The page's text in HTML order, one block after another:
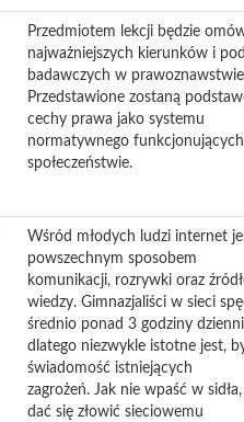
Przedmiotem lekcji będzie
najważniejszych kierunków i
badawczych w
Przedstawione zostaną
cechy prawa jako systemu
normatywnego
społeczeństwie.
Wśród młodych ludzi internet
powszechnym sposobem
komunikacji, rozrywki oraz
wiedzy. Gimnazjaliści w sieci
średnio ponad 3 godziny
dlatego niezwykle istotne jest,
świadomość istniejących
zagrożeń. Jak nie wpaść w
dać się złowić sieciowemu